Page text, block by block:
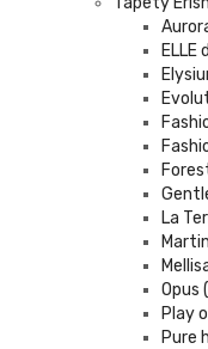
La
Opus
Play
Pure